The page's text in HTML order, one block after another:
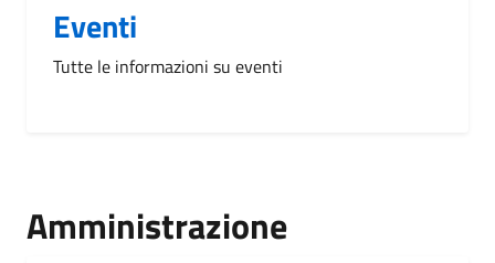
Eventi
Tutte le informazioni su eventi
Amministrazione